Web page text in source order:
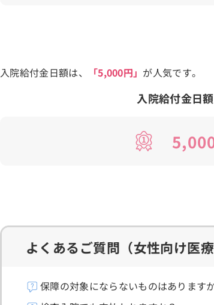
入院給付金日額は、 「5,000円」 が人気です。
入院給付金日
よくあるご質問 （女性向け医
保障の対象にならないものはあります